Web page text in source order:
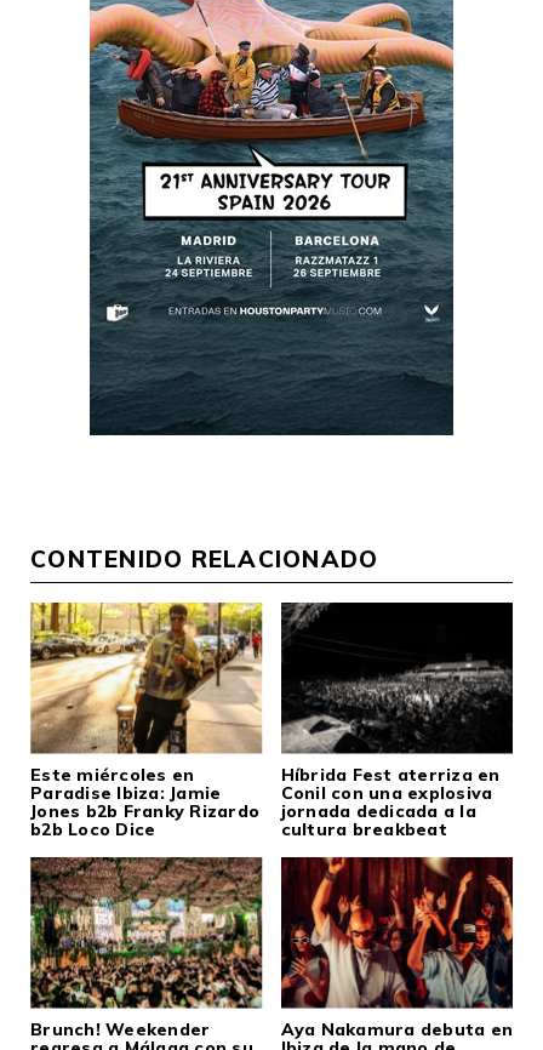
CONTENIDO RELACIONADO
Este miércoles en
Paradise Ibiza: Jamie
Jones b2b Franky Rizardo
b2b Loco Dice
Híbrida Fest aterriza en
Conil con una explosiva
jornada dedicada a la
cultura breakbeat
Brunch! Weekender
Aya Nakamura debuta en